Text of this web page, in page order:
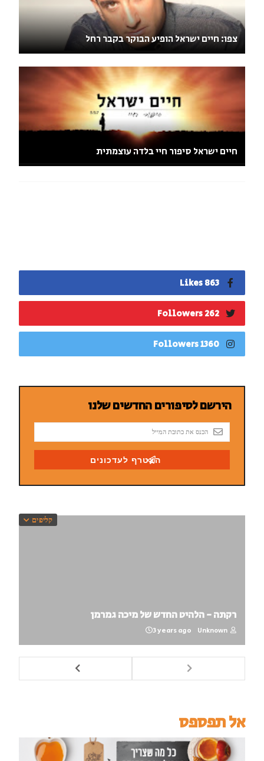
צפו: חיים ישראל הופיע הבוקר בקבר רחל
חיים ישראל סיפור חיי בלדה עוצמתית
863 Likes
262 Followers
1360 Followers
קליפים
רקתה - הלהיט החדש של מיכה גמרמן
Unknown
3 years ago
אל תפספס